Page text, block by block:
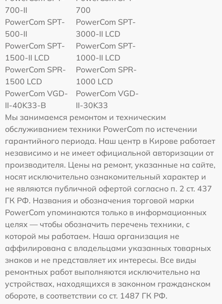
700-II
700
PowerCom SPT-
500-II
PowerCom SPT-
3000-II LCD
PowerCom SPT-
1500-II LCD
PowerCom SPT-
1000-II LCD
PowerCom SPR-
1500 LCD
PowerCom SPR-
1000 LCD
PowerCom VGD-
II-40K33-B
PowerCom VGD-
II-30K33
Мы занимаемся ремонтом и техническим
обслуживанием техники PowerCom по истечении
гарантийного периода. Наш центр в Кирове работает
независимо и не имеет официальной авторизации от
производителя. Цены на ремонт, указанные на сайте,
носят исключительно ознакомительный характер и
не являются публичной офертой согласно п. 2 ст. 437
ГК РФ. Названия и обозначения торговой марки
PowerCom упоминаются только в информационных
целях — чтобы обозначить перечень техники, с
которой мы работаем. Наша организация не
аффилирована с владельцами указанных товарных
знаков и не представляет их интересы. Все виды
ремонтных работ выполняются исключительно на
устройствах, находящихся в законном гражданском
обороте, в соответствии со ст. 1487 ГК РФ.